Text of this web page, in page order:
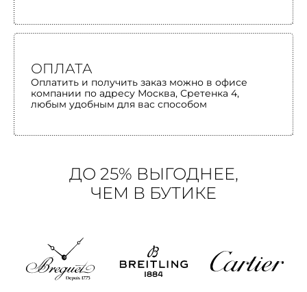
ОПЛАТА
Оплатить и получить заказ можно в офисе
компании по адресу Москва, Сретенка 4,
любым удобным для вас способом
ДО 25% ВЫГОДНЕЕ,
ЧЕМ В БУТИКЕ